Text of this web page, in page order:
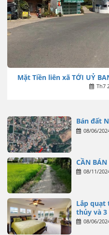
Mặt Tiền liên xã TỚI UỶ
Th7
Bán đất
08/06/
CẦN
08/11/
Lắp quạt
thủy và
08/06/